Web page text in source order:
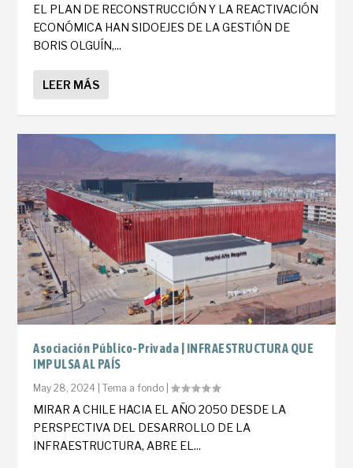
EL PLAN DE RECONSTRUCCIÓN Y LA REACTIVACIÓN
ECONÓMICA HAN SIDOEJES DE LA GESTIÓN DE
BORIS OLGUÍN,...
LEER MÁS
Asociación Público-Privada | INFRAESTRUCTURA QUE
IMPULSA AL PAÍS
May 28, 2024 |Tema a fondo |
MIRAR A CHILE HACIA EL AÑO 2050 DESDE LA
PERSPECTIVA DEL DESARROLLO DE LA
INFRAESTRUCTURA, ABRE EL...